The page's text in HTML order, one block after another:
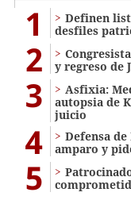
1
Definen
desfiles
2
y regreso de
3
Asfixia:
autopsia de
juicio
4
Defensa
amparo y
5